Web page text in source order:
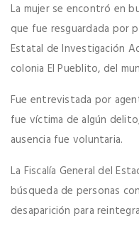
La mujer se encontró en
que fue resguardada por
Estatal de Investigación
colonia El Pueblito, del
Fue entrevistada por
fue víctima de algún
ausencia fue voluntaria.
La Fiscalía General del
búsqueda de personas
desaparición para